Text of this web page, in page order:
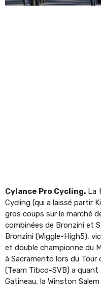
Cylance Pro Cycling. La
Cycling (qui a laissé partir
gros coups sur le marché
combinées de Bronzini et
Bronzini (Wiggle-High5),
et double championne du
à Sacramento lors du Tour
(Team Tibco-SVB) a
Gatineau, la Winston